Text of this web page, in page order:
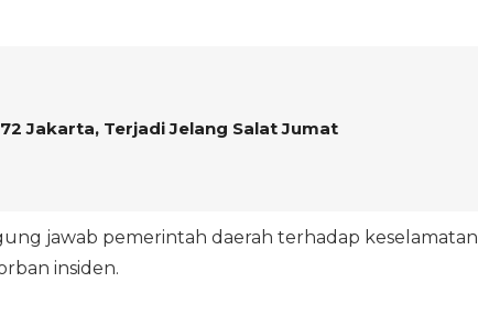
Jakarta, Terjadi Jelang Salat Jumat
jawab pemerintah daerah terhadap keselamatan
insiden.